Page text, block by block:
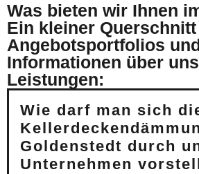
Was bieten wir Ihnen
Ein kleiner
Angebotsportfolios
Informationen über
Leistungen:
Wie darf man sich
Goldenstedt durch
Unternehmen